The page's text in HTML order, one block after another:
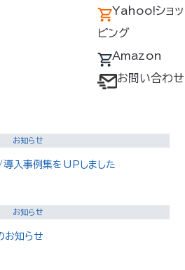
採用情報
デバイス・ファン
オプション対応表
取扱説明書ダウ
ンロードサービス
防爆デバイス取り
扱い店舗
Yahoo!ショッ
ピング
Amazon
お問い合わせ
記載内容の誤りに関するお詫びと訂正
お知らせ
導入事例集をUPしました
お知らせ
お知らせ